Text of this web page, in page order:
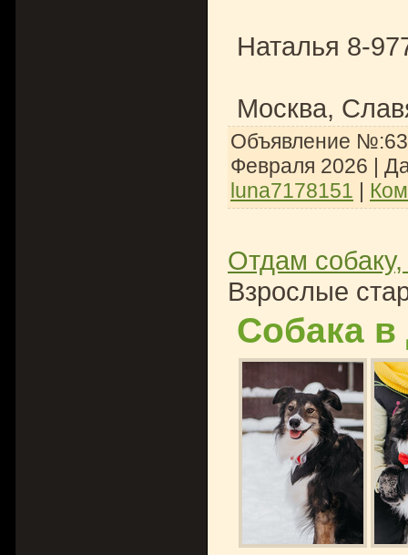
Наталья 8-
Москва,
Объявление
Февраля 2026 |
luna7178151 |
Отдам
Взрослые
Собака